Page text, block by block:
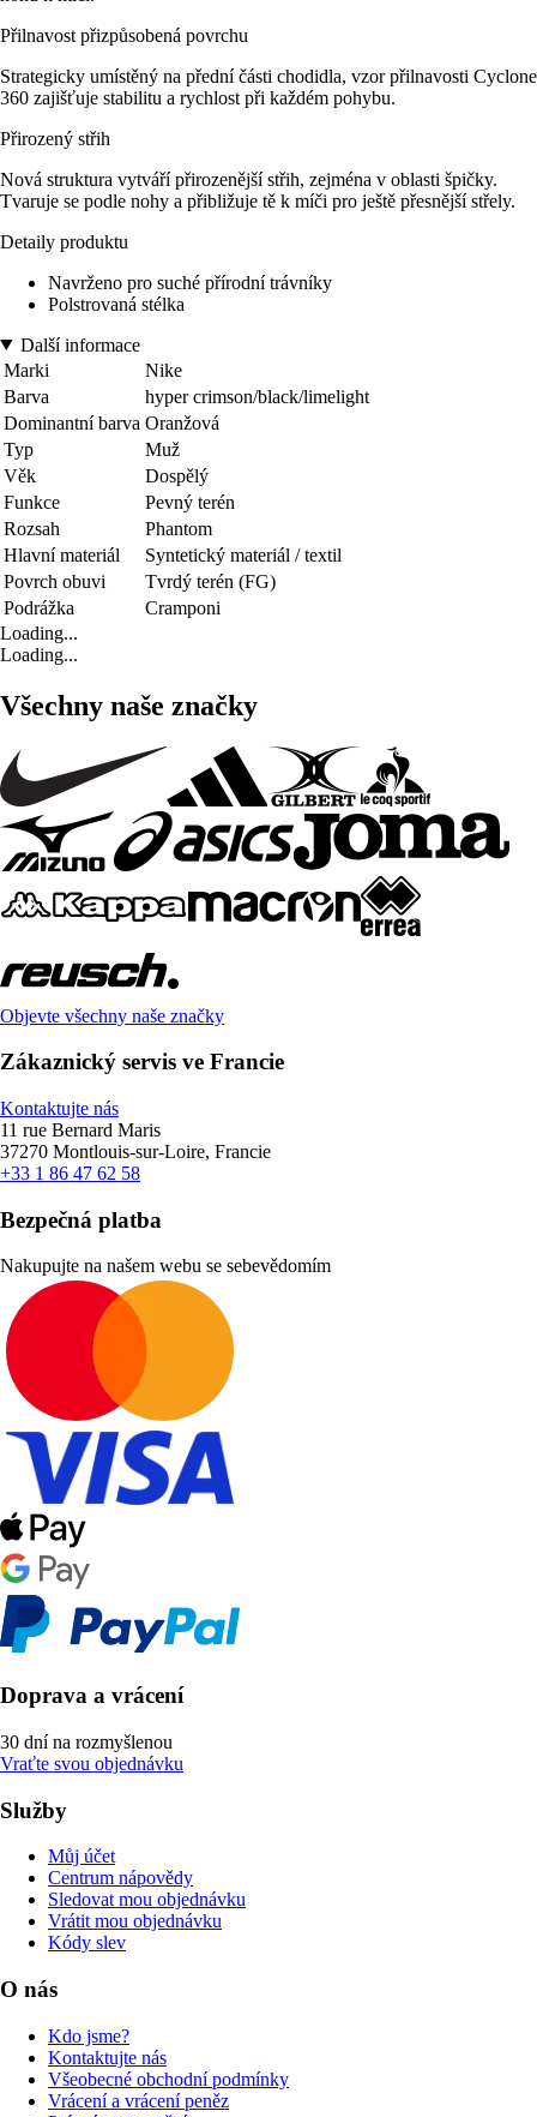
Přilnavost přizpůsobená povrchu
Strategicky umístěný na přední části chodidla, vzor přilnavosti Cyclone
360 zajišťuje stabilitu a rychlost při každém pohybu.
Přirozený střih
Nová struktura vytváří přirozenější střih, zejména v oblasti špičky.
Tvaruje se podle nohy a přibližuje tě k míči pro ještě přesnější střely.
Detaily produktu
Navrženo pro suché přírodní trávníky
Polstrovaná stélka
Další informace
Marki
Nike
Barva
hyper crimson/black/limelight
Dominantní barva Oranžová
Typ
Muž
Věk
Dospělý
Funkce
Pevný terén
Rozsah
Phantom
Hlavní materiál
Syntetický materiál / textil
Povrch obuvi
Tvrdý terén (FG)
Podrážka
Cramponi
Loading...
Loading...
Všechny naše značky
Objevte všechny naše značky
Zákaznický servis ve Francie
Kontaktujte nás
11 rue Bernard Maris
37270 Montlouis-sur-Loire, Francie
+33 1 86 47 62 58
Bezpečná platba
Nakupujte na našem webu se sebevědomím
Doprava a vrácení
30 dní na rozmyšlenou
Vraťte svou objednávku
Služby
Můj účet
Centrum nápovědy
Sledovat mou objednávku
Vrátit mou objednávku
Kódy slev
O nás
Kdo jsme?
Kontaktujte nás
Všeobecné obchodní podmínky
Vrácení a vrácení peněz